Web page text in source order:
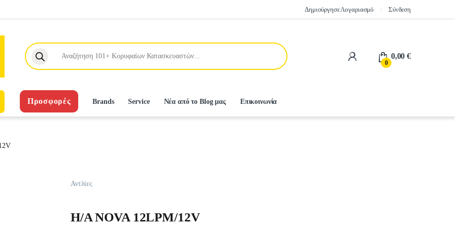
Δημιούργησε Λογαριασμό Σύνδεση
Products search
0
0,00€
Προσφορές Brands Service Νέα από το Blog μας Επικοινωνία
Αντλίες
H/A NOVA 12LPM/12V